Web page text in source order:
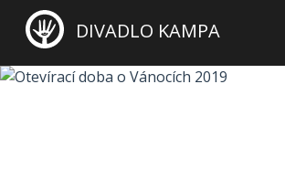
DIVADLO KAMPA